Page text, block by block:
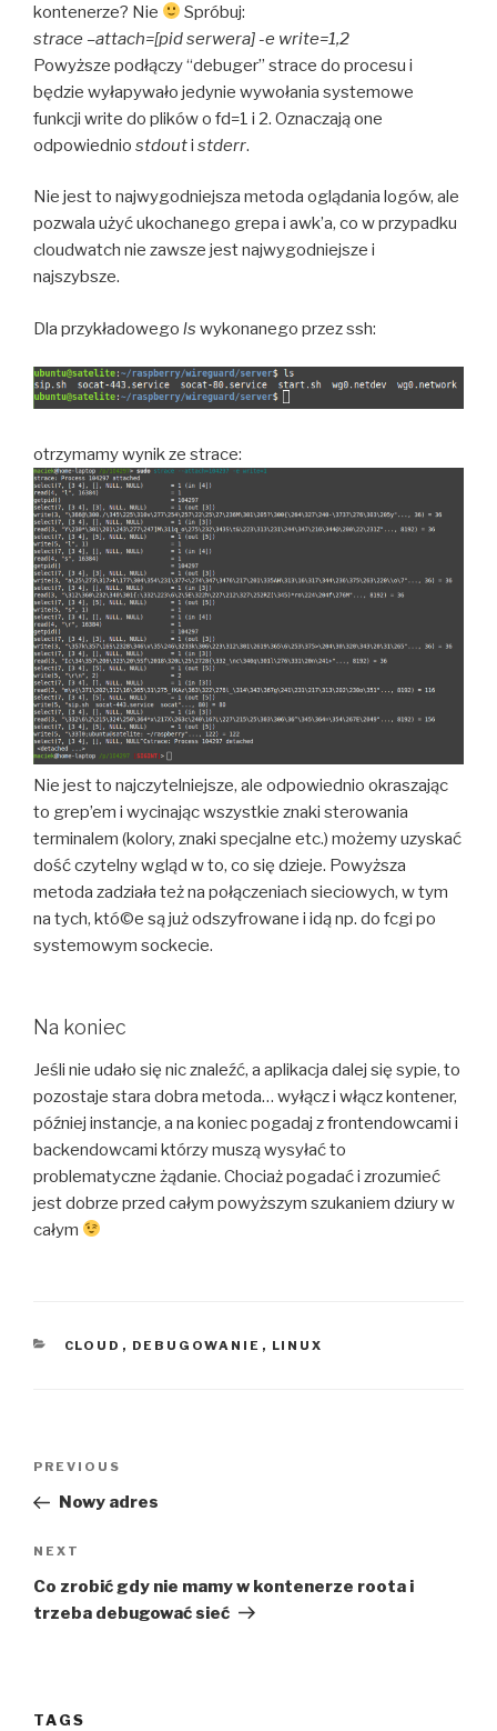
kontenerze? Nie
Spróbuj:
strace –attach=[pid serwera] -e write=1,2
Powyższe podłączy “debuger” strace do procesu i
będzie wyłapywało jedynie wywołania systemowe
funkcji write do plików o fd=1 i 2. Oznaczają one
odpowiednio stdouti stderr.
Nie jest to najwygodniejsza metoda oglądania logów, ale
pozwala użyć ukochanego grepa i awk’a, co w przypadku
cloudwatch nie zawsze jest najwygodniejsze i
najszybsze.
Dla przykładowego ls wykonanego przez ssh:
otrzymamy wynik ze strace:
Nie jest to najczytelniejsze, ale odpowiednio okraszając
to grep’em i wycinając wszystkie znaki sterowania
terminalem (kolory, znaki specjalne etc.) możemy uzyskać
dość czytelny wgląd w to, co się dzieje. Powyższa
metoda zadziała też na połączeniach sieciowych, w tym
na tych, któ©e są już odszyfrowane i idą np. do fcgi po
systemowym sockecie.
Na koniec
Jeśli nie udało się nic znaleźć, a aplikacja dalej się sypie, to
pozostaje stara dobra metoda… wyłącz i włącz kontener,
później instancje, a na koniec pogadaj z frontendowcami i
backendowcami którzy muszą wysyłać to
problematyczne żądanie. Chociaż pogadać i zrozumieć
jest dobrze przed całym powyższym szukaniem dziury w
całym
CATEGORIES
CLOUD , DEBUGOWANIE , LINUX
Previous
Post
PREVIOUS
Nowy adres
Next
Post
NEXT
Co zrobić gdy nie mamy w kontenerze roota i
trzeba debugować sieć
TAGS